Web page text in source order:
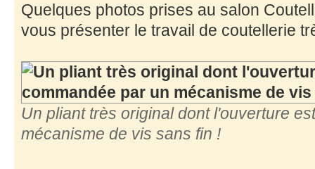
Quelques photos prises au salon
vous présenter le travail de coutellerie
Un pliant très original dont l'ouverture
mécanisme de vis sans fin !